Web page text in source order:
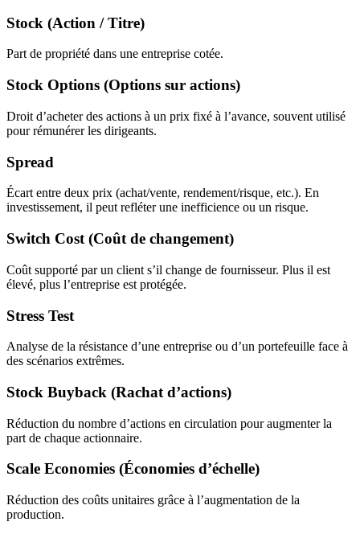
Stock (Action / Titre)
Part de propriété dans une entreprise cotée.
Stock Options (Options sur actions)
Droit d’acheter des actions à un prix fixé à l’avance, souvent utilisé
pour rémunérer les dirigeants.
Spread
Écart entre deux prix (achat/vente, rendement/risque, etc.). En
investissement, il peut refléter une inefficience ou un risque.
Switch Cost (Coût de changement)
Coût supporté par un client s’il change de fournisseur. Plus il est
élevé, plus l’entreprise est protégée.
Stress Test
Analyse de la résistance d’une entreprise ou d’un portefeuille face à
des scénarios extrêmes.
Stock Buyback (Rachat d’actions)
Réduction du nombre d’actions en circulation pour augmenter la
part de chaque actionnaire.
Scale Economies (Économies d’échelle)
Réduction des coûts unitaires grâce à l’augmentation de la
production.